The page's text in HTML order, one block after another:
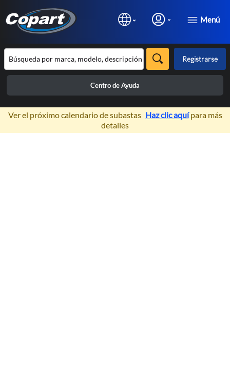
Menú
Registrarse
Centro de Ayuda
×
Ver el próximo calendario de subastas Haz clic aquípara más
detalles